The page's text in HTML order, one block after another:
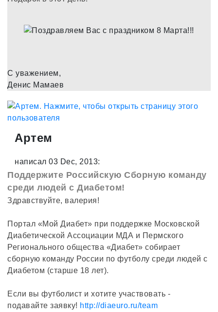
С уважением,
Денис Мамаев
Артем
написал 03 Dec, 2013:
Поддержите Российскую Сборную команду
среди людей с Диабетом!
Здравствуйте, валерия!
Портал «Мой Диабет» при поддержке Московской
Диабетической Ассоциации МДА и Пермского
Регионального общества «Диабет» собирает
сборную команду России по футболу среди людей с
Диабетом (старше 18 лет).
Если вы футболист и хотите участвовать -
подавайте заявку! http://diaeuro.ru/team